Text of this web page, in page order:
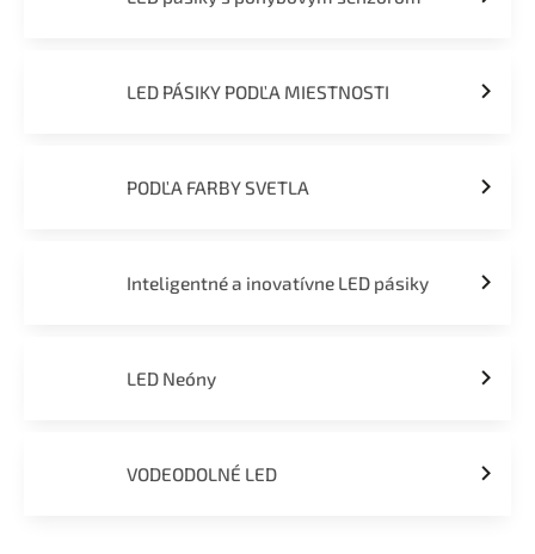
LED PÁSIKY PODĽA MIESTNOSTI
PODĽA FARBY SVETLA
Inteligentné a inovatívne LED pásiky
LED Neóny
VODEODOLNÉ LED